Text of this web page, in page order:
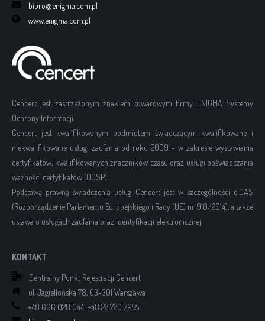
biuro@enigma.com.pl
www.enigma.com.pl
Cencert jest zastrzeżonym znakiem towarowym firmy ENIGMA Systemy
Ochrony Informacji.
Cencert jest kwalifikowanym podmiotem świadczącym kwalifikowane i
niekwalifikowane usługi zaufania od roku 2009 - w zakresie wystawiania
certyfikatów, kwalifikowanych znaczników czasu oraz usługi poświadczania
ważności certyfikatów (OCSP).
Podstawą prawną świadczenia usług Cencert jest w szczególności eIDAS
(Rozporządzenie Parlamentu Europejskiego i Rady (UE) nr 910/2014), a także
ustawa o usługach zaufania oraz identyfikacji elektronicznej.
KONTAKT
Centralny Punkt Rejestracji Cencert
ul. Jagiellońska 78, 03-301 Warszawa
+48 666 028 044, +48 22 720 7955